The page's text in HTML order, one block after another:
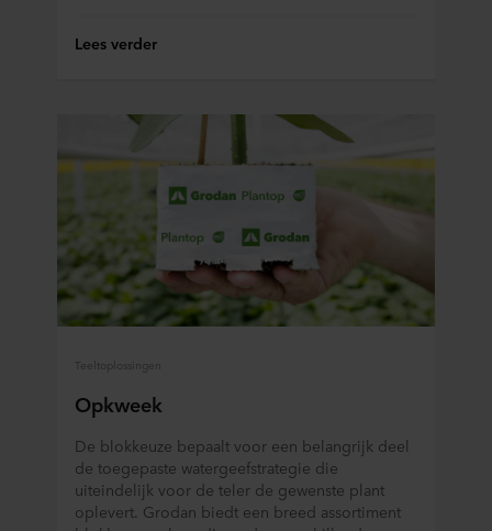
Lees verder
Teeltoplossingen
Opkweek
De blokkeuze bepaalt voor een belangrijk deel
de toegepaste watergeefstrategie die
uiteindelijk voor de teler de gewenste plant
oplevert. Grodan biedt een breed assortiment